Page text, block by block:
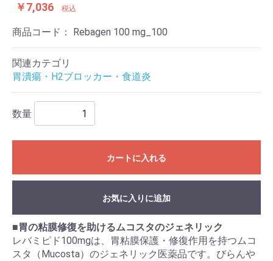
￥7,036 税込
商品コード： Rebagen 100 mg_100
関連カテゴリ
胃潰瘍・H2ブロッカー・食道炎
数量
カートに入れる
お気に入りに追加
■胃の粘膜修復を助けるムコスタのジェネリック
レバミピド100mgは、胃粘膜保護・修復作用を持つムコ
スタ（Mucosta）のジェネリック医薬品です。びらんや